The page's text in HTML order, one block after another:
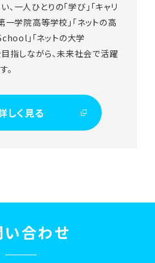
一人ひとりの「学び」「キャリ
一学院高等学校」「ネットの高
」「ネットの大学
指しながら、未来社会で活躍
。
しく見る
い合わせ